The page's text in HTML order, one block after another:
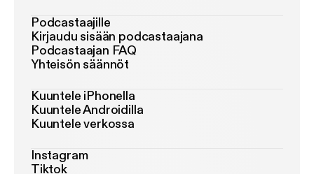
Podcastaajille
Kirjaudu sisään podcastaajana
Podcastaajan FAQ
Yhteisön säännöt
Kuuntele iPhonella
Kuuntele Androidilla
Kuuntele verkossa
Instagram
Tiktok